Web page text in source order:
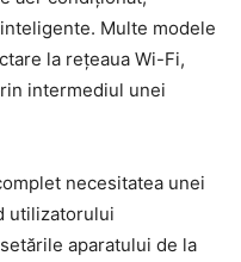
Multe modele
la rețeaua Wi-Fi,
intermediul unei
necesitatea unei
utilizatorului
aparatului de la